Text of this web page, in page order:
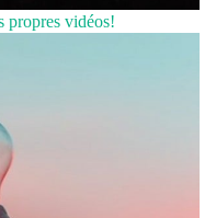
propres vidéos!